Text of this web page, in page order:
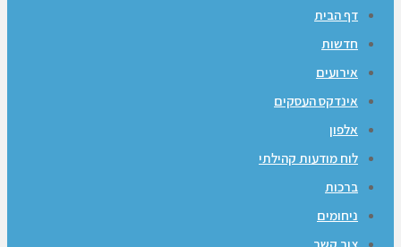
דף הבית
חדשות
אירועים
אינדקס העסקים
אלפון
לוח מודעות קהילתי
ברכות
ניחומים